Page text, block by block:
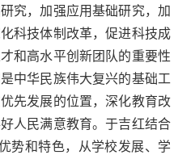
究，加强应用基础研究，加
科技体制改革，促进科技成
和高水平创新团队的重要性
中华民族伟大复兴的基础工
先发展的位置，深化教育改
人民满意教育。于吉红结合
势和特色，从学校发展、学